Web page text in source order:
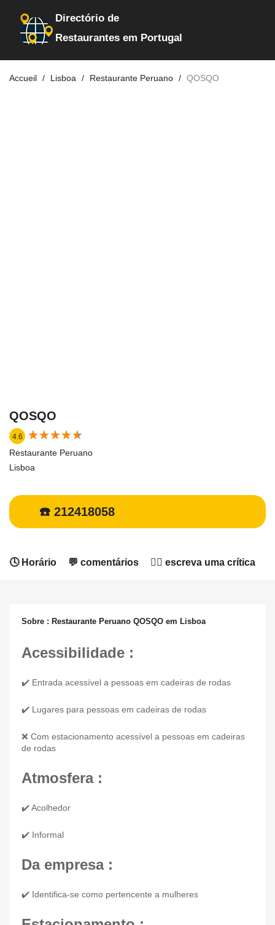
Directório de
Restaurantes em Portugal
Accueil Lisboa Restaurante Peruano QOSQO
QOSQO
4.6 ★★★★★
★★★★★
Restaurante Peruano
Lisboa
☎️ 212418058
🕓 Horário 💬 comentários ✍🏻 escreva uma crítica
Sobre : Restaurante Peruano QOSQO em Lisboa
Acessibilidade :
✔️ Entrada acessível a pessoas em cadeiras de rodas
✔️ Lugares para pessoas em cadeiras de rodas
❌ Com estacionamento acessível a pessoas em cadeiras
de rodas
Atmosfera :
✔️ Acolhedor
✔️ Informal
Da empresa :
✔️ Identifica-se como pertencente a mulheres